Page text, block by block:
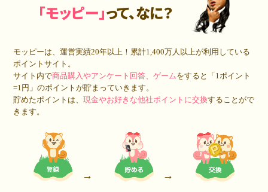
「モッピー」って、なに？
モッピーは、運営実績20年以上！累計1,400万人 以上が利用している
ポイントサイト。
サイト内で商品購入やアンケート回答、ゲームをすると「1ポイント
=1円」のポイントが貯まっていきます。
貯めたポイントは、現金やお好きな他社ポイントに交換することがで
きます。